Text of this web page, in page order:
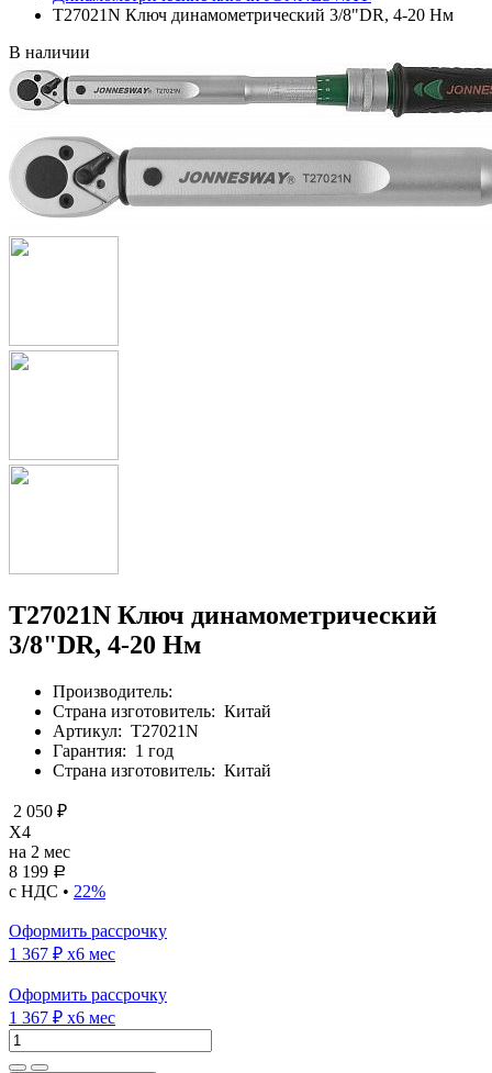
T27021N Ключ динамометрический 3/8"DR, 4-20 Нм
В наличии
T27021N Ключ динамометрический
3/8"DR, 4-20 Нм
Производитель:
Страна изготовитель: Китай
Артикул: T27021N
Гарантия: 1 год
Страна изготовитель: Китай
2 050 ₽
X4
на 2 мес
8 199 Р
с НДС • 22%
Оформить рассрочку
1 367 ₽ x6 мес
Оформить рассрочку
1 367 ₽ x6 мес